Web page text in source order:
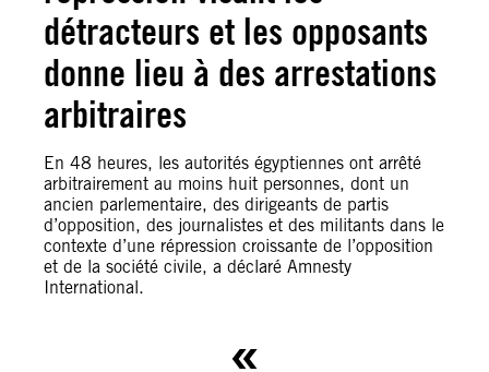
détracteurs et les opposants
donne lieu à des arrestations
arbitraires
En 48 heures, les autorités égyptiennes ont arrêté
arbitrairement au moins huit personnes, dont un
ancien parlementaire, des dirigeants de partis
d’opposition, des journalistes et des militants dans le
contexte d’une répression croissante de l’opposition
et de la société civile, a déclaré Amnesty
International.